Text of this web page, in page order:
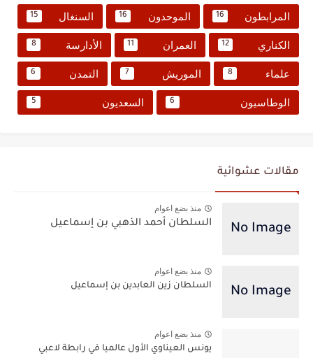
المرابطون 16 الموحدون 16 السنغال 15
الكناري 12 العمران 11 الأدارسة 8
علماء 8 الموريش 7 التمدن 6
الوطاسيون 6 السعديون 5
مقالات عشوائية
منذ بضع اعوام
السلطان أحمد الذهبي بن إسماعيل
منذ بضع اعوام
السلطان زين العابدين بن إسماعيل
منذ بضع اعوام
يونس العيناوي الأول عالميا في رابطة لاعبي